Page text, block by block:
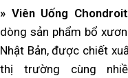
» Viên Uống
dòng sản phẩm bổ
Nhật Bản, được chiết
thị trường cùng